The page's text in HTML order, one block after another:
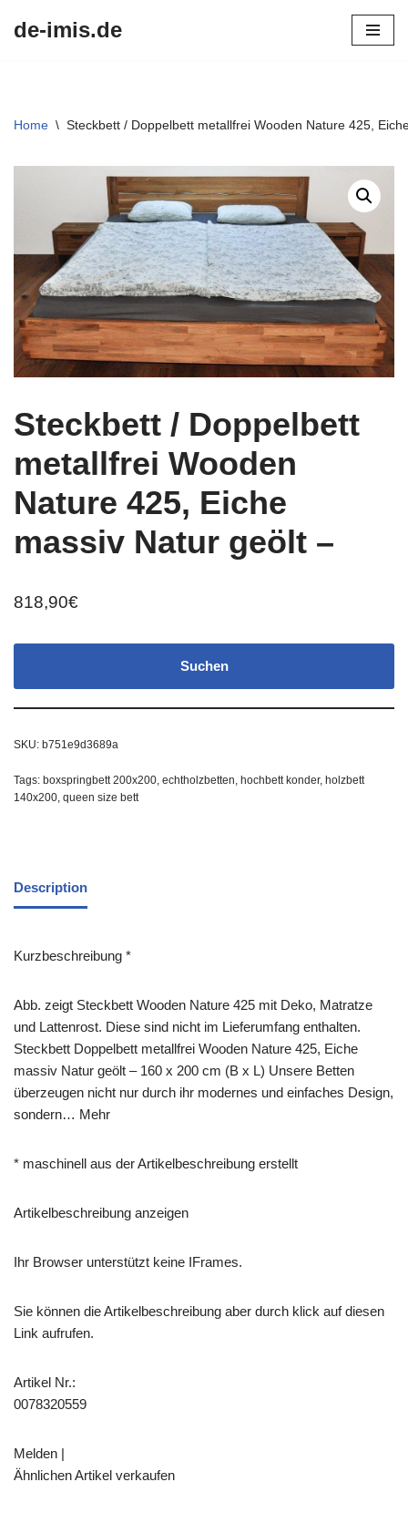
de-imis.de
Home \ Steckbett / Doppelbett metallfrei Wooden Nature 425,
Steckbett / Doppelbett
metallfrei Wooden
Nature 425, Eiche
massiv Natur geölt –
818,90€
Suchen
SKU: b751e9d3689a
Tags: boxspringbett 200x200 echtholzbetten hochbett konder, holzbett
140x200 queen size bett
Description
Kurzbeschreibung *
Abb. zeigt Steckbett Wooden Nature 425 mit Deko, Matratze
und Lattenrost. Diese sind nicht im Lieferumfang enthalten.
Steckbett Doppelbett metallfrei Wooden Nature 425, Eiche
massiv Natur geölt – 160 x 200 cm (B x L) Unsere Betten
überzeugen nicht nur durch ihr modernes und einfaches Design,
sondern… Mehr
* maschinell aus der Artikelbeschreibung erstellt
Artikelbeschreibung anzeigen
Ihr Browser unterstützt keine IFrames.
Sie können die Artikelbeschreibung aber durch klick auf diesen
Link aufrufen.
Artikel Nr.:
0078320559
Melden |
Ähnlichen Artikel verkaufen